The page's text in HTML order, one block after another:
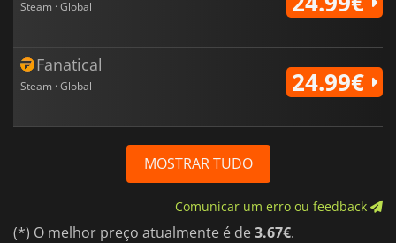
Steam · Global
Fanatical
Steam · Global 24.99€
MOSTRAR TUDO
Comunicar um erro ou feedback
(*) O melhor preço atualmente é de3.67€.